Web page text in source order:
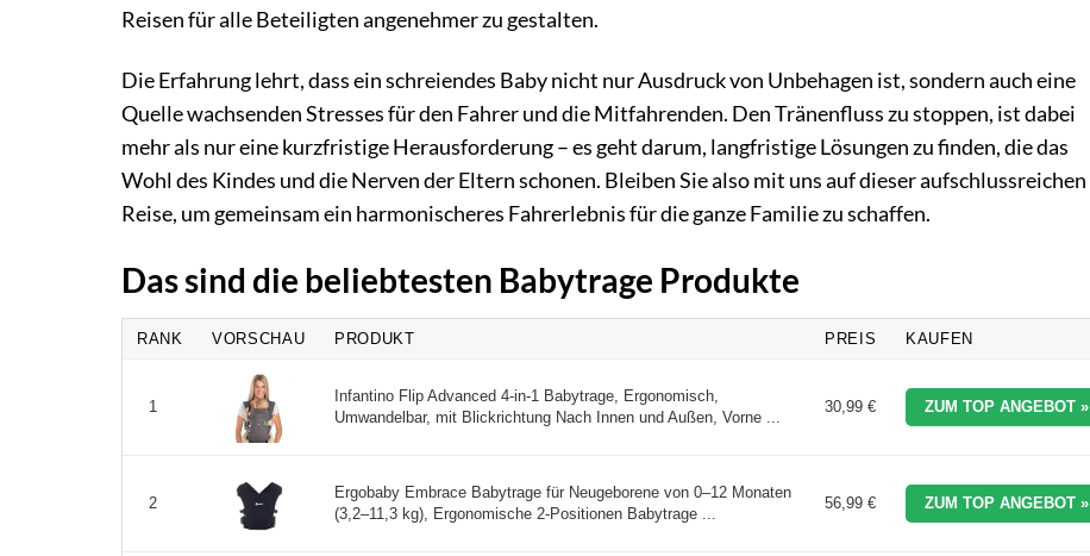
Reisen für alle Beteiligten angenehmer zu gestalten.
Die Erfahrung lehrt, dass ein schreiendes Baby nicht nur Ausdruck von Unbehagen ist, sondern auch eine
Quelle wachsenden Stresses für den Fahrer und die Mitfahrenden. Den Tränenfluss zu stoppen, ist dabei
mehr als nur eine kurzfristige Herausforderung – es geht darum, langfristige Lösungen zu finden, die das
Wohl des Kindes und die Nerven der Eltern schonen. Bleiben Sie also mit uns auf dieser aufschlussreichen
Reise, um gemeinsam ein harmonischeres Fahrerlebnis für die ganze Familie zu schaffen.
Das sind die beliebtesten Babytrage Produkte
RANK VORSCHAU PRODUKT PREIS KAUFEN
1
Infantino Flip Advanced 4-in-1 Babytrage, Ergonomisch,
Umwandelbar, mit Blickrichtung Nach Innen und Außen, Vorne ...
30,99 € ZUM TOP ANGEBOT »
2
Ergobaby Embrace Babytrage für Neugeborene von 0–12 Monaten
(3,2–11,3 kg), Ergonomische 2-Positionen Babytrage ...
56,99 € ZUM TOP ANGEBOT »